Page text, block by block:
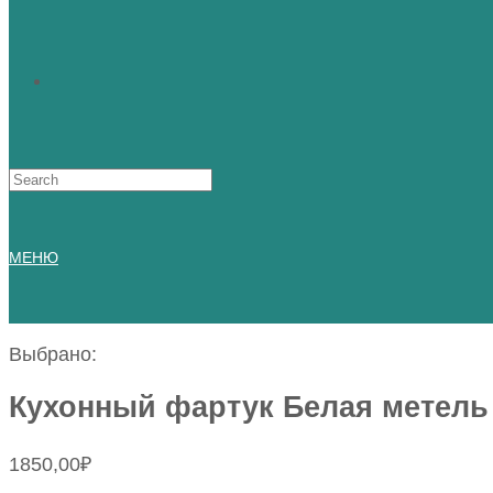
Искать:
МЕНЮ
Выбрано:
Кухонный фартук Белая
1850,00₽